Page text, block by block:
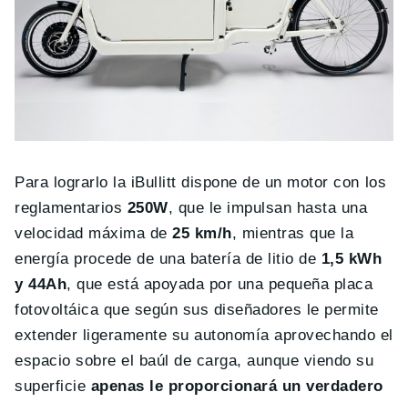
Para lograrlo la iBullitt dispone de un motor con los
reglamentarios 250W, que le impulsan hasta una
velocidad máxima de25 km/h, mientras que la
energía procede de una batería de litio de 1,5 kWh
y 44Ah, que está apoyada por una pequeña placa
fotovoltáica que según sus diseñadores le permite
extender ligeramente su autonomía aprovechando el
espacio sobre el baúl de carga, aunque viendo su
superficie apenas le proporcionará un verdadero